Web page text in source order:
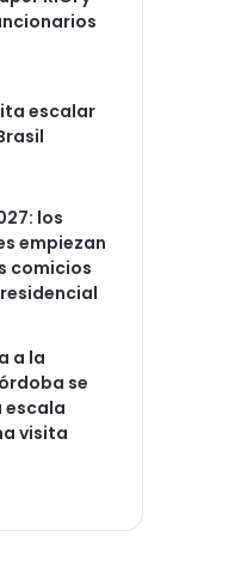
escalar
los
empiezan
comicios
a la
se
escala
visita